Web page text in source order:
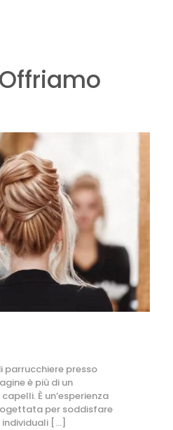
parrucchiere presso
è più di un
È un’esperienza
per soddisfare
individuali […]